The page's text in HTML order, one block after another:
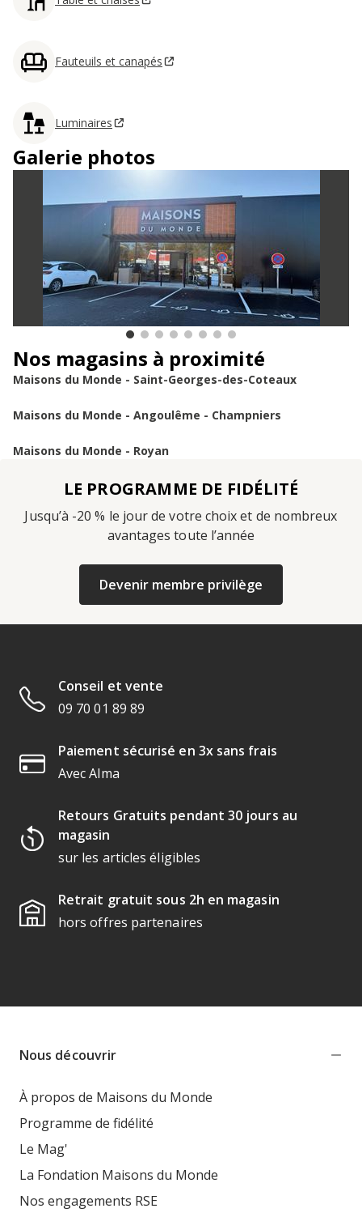
Fauteuils et canapés
Luminaires
Galerie photos
Nos magasins à proximité
Maisons du Monde - Saint-Georges-des-Coteaux
Maisons du Monde - Angoulême - Champniers
Maisons du Monde - Royan
LE PROGRAMME DE FIDÉLITÉ
Jusqu’à -20 % le jour de votre choix et de nombreux
avantages toute l’année
Devenir membre privilège
Conseil et vente
09 70 01 89 89
Paiement sécurisé en 3x sans frais
Avec Alma
Retours Gratuits pendant 30 jours au
magasin
sur les articles éligibles
Retrait gratuit sous 2h en magasin
hors offres partenaires
Nous découvrir
À propos de Maisons du Monde
Programme de fidélité
Le Mag'
La Fondation Maisons du Monde
Nos engagements RSE